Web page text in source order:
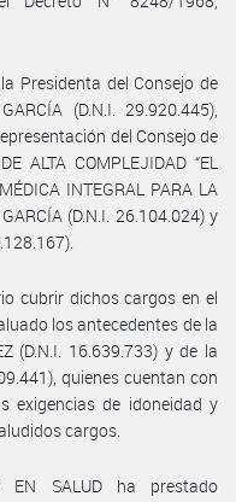
Presidenta del Consejo de
(D.N.I. 29.920.445),
del Consejo de
ALTA COMPLEJIDAD “EL
INTEGRAL PARA LA
(D.N.I. 26.104.024) y
cubrir dichos cargos en el
los antecedentes de la
(D.N.I. 16.639.733) y de la
quienes cuentan con
exigencias de idoneidad y
cargos.
EN SALUD ha prestado